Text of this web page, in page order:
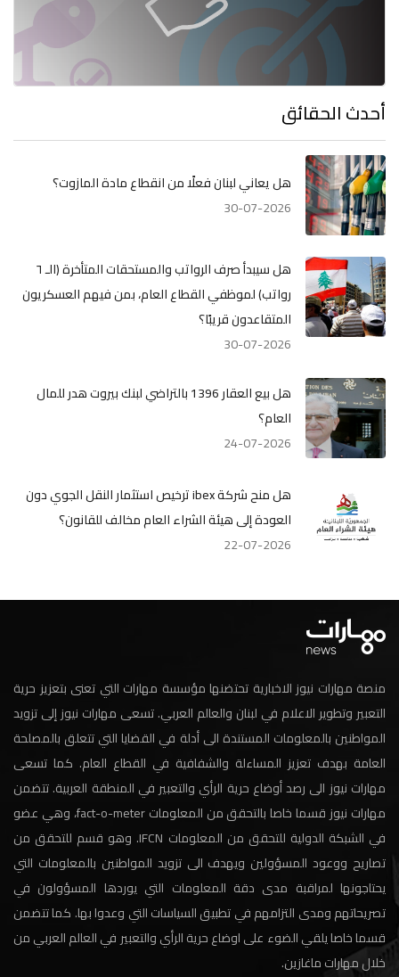
أحدث الحقائق
هل يعاني لبنان فعلًا من انقطاع مادة المازوت؟
30-07-2026
هل سيبدأ صرف الرواتب والمستحقات المتأخرة (الـ ٦
رواتب) لموظفي القطاع العام، بمن فيهم العسكريون
المتقاعدون قريبًا؟
30-07-2026
هل بيع العقار 1396 بالتراضي لبنك بيروت هدر للمال
العام؟
24-07-2026
هل منح شركة ibex ترخيص استثمار النقل الجوي دون
العودة إلى هيئة الشراء العام مخالف للقانون؟
22-07-2026
منصة مهارات نيوز الاخبارية تحتضنها مؤسسة مهارات التي تعنى بتعزيز حرية
التعبير وتطوير الاعلام في لبنان والعالم العربي. تسعى مهارات نيوز إلى تزويد
المواطنين بالمعلومات المستندة الى أدلة في القضايا التي تتعلق بالمصلحة
العامة بهدف تعزيز المساءلة والشفافية في القطاع العام. كما تسعى
مهارات نيوز الى رصد أوضاع حرية الرأي والتعبير في المنطقة العربية. تتضمن
مهارات نيوز قسما خاصا بالتحقق من المعلومات fact-o-meter، وهي عضو
في الشبكة الدولية للتحقق من المعلومات IFCN. وهو قسم للتحقق من
تصاريح ووعود المسؤولين ويهدف الى تزويد المواطنين بالمعلومات التي
يحتاجونها لمراقبة مدى دقة المعلومات التي يوردها المسؤولون في
تصريحاتهم ومدى التزامهم في تطبيق السياسات التي وعدوا بها. كما تتضمن
قسما خاصا يلقي الضوء على اوضاع حرية الرأي والتعبير في العالم العربي من
خلال مهارات ماغازين.